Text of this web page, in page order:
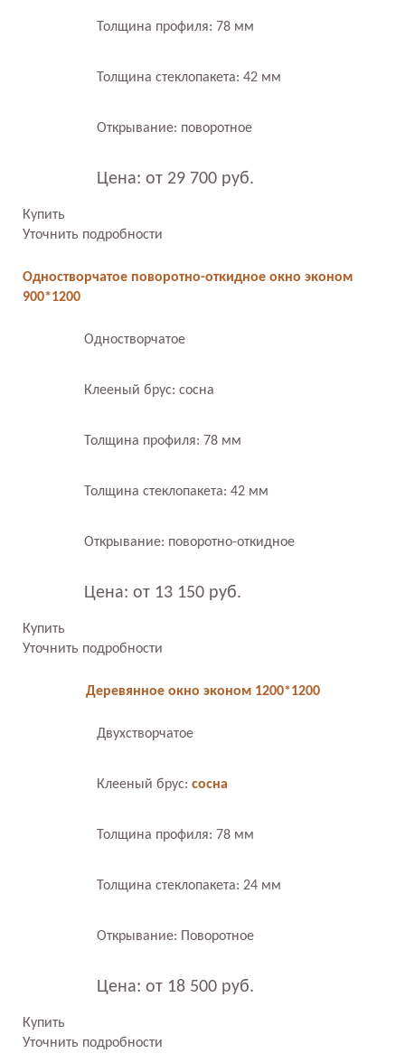
Толщина профиля: 78 мм
Толщина стеклопакета: 42 мм
Открывание: поворотное
Цена: от 29 700 руб.
Купить
Уточнить подробности
Одностворчатое поворотно-откидное окно эконом
900*1200
Одностворчатое
Клееный брус: сосна
Толщина профиля: 78 мм
Толщина стеклопакета: 42 мм
Открывание: поворотно-откидное
Цена: от 13 150 руб.
Купить
Уточнить подробности
Деревянное окно эконом 1200*1200
Двухстворчатое
Клееный брус: сосна
Толщина профиля: 78 мм
Толщина стеклопакета: 24 мм
Открывание: Поворотное
Цена: от 18 500 руб.
Купить
Уточнить подробности